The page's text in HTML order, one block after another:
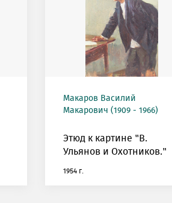
Макаров Василий
Макарович (1909 - 1966)
Этюд к картине "В.
Ульянов и Охотников."
1954 г.